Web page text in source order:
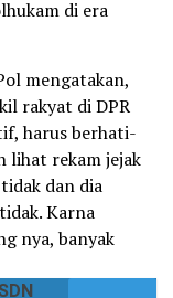
di era
mengatakan,
rakyat di DPR
harus berhati-
lihat rekam jejak
dan dia
Karna
nya, banyak